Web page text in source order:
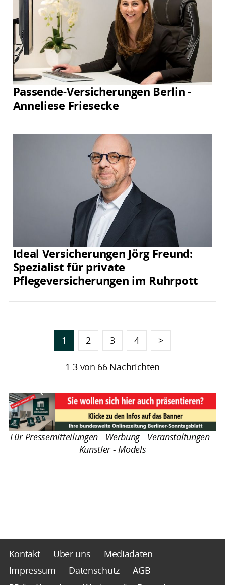
Passende-Versicherungen Berlin -
Anneliese Friesecke
Ideal Versicherungen Jörg Freund:
Spezialist für private
Pflegeversicherungen im Ruhrpott
1 2 3 4 >
1-3 von 66 Nachrichten
Für Pressemitteilungen - Werbung - Veranstaltungen -
Künstler - Models
Kontakt Über uns
Mediadaten
Impressum
Datenschutz
AGB